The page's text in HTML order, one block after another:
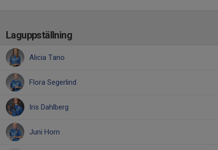
Laguppställning
Alicia Tano
Flora Segerlind
Iris Dahlberg
Juni Horn